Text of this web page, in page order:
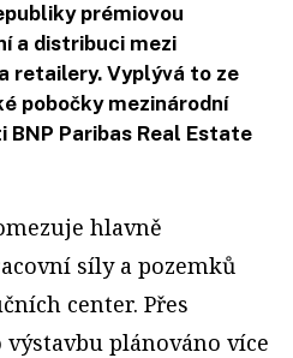
prémiovou
a distribuci mezi
retailery. Vyplývá to ze
pobočky mezinárodní
BNP Paribas Real Estate
hlavně
síly a pozemků
center. Přes
plánováno více